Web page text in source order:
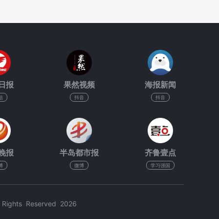
报 果然视频
抖音
海报新闻
抖音
报 半岛都市报
微博
齐鲁壹点
学习强国
Reserved 2026